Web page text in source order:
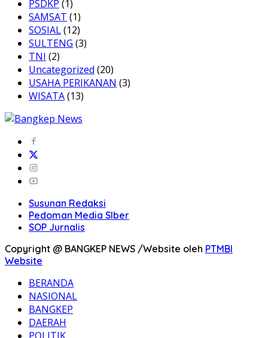
PSDKP (1)
SAMSAT (1)
SOSIAL(12)
SULTENG (3)
TNI (2)
Uncategorized (20)
USAHA PERIKANAN (3)
WISATA(13)
Susunan Redaksi
Pedoman Media SIber
SOP Jurnalis
Copyright @ BANGKEP NEWS /Website oleh PTMBI
Website
BERANDA
NASIONAL
BANGKEP
DAERAH